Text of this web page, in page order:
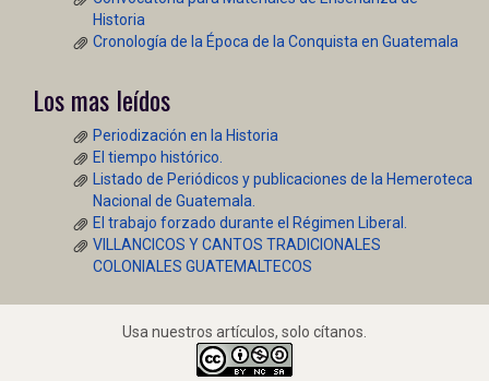
Historia
Cronología de la Época de la Conquista en Guatemala
Los mas leídos
Periodización en la Historia
El tiempo histórico.
Listado de Periódicos y publicaciones de la Hemeroteca
Nacional de Guatemala.
El trabajo forzado durante el Régimen Liberal.
VILLANCICOS Y CANTOS TRADICIONALES
COLONIALES GUATEMALTECOS
Usa nuestros artículos, solo cítanos.